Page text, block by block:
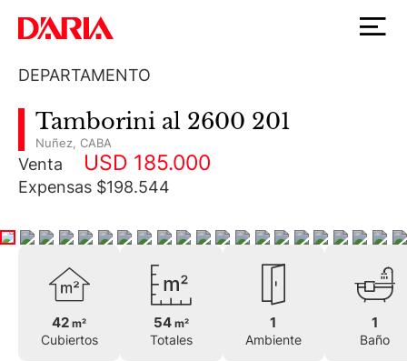
DEPARTAMENTO
Tamborini al 2600 201
Nuñez CABA
Venta USD 185.000
Expensas $198.544
42m²
Cubiertos
54 m²
Totales
1
Ambiente
1
Baño